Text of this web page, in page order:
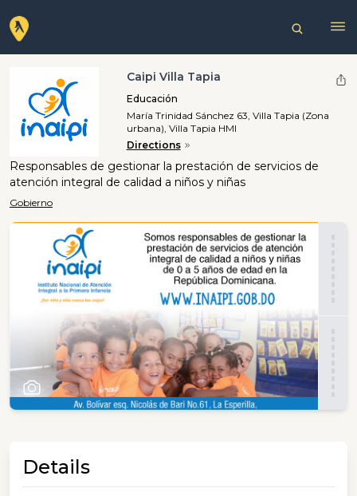
Caipi Villa Tapia
Educación
María Trinidad Sánchez 63, Villa Tapia (Zona
urbana), Villa Tapia HMI
Directions
Responsables de gestionar la prestación de servicios de
atención integral de calidad a niños y niñas
Gobierno
Details